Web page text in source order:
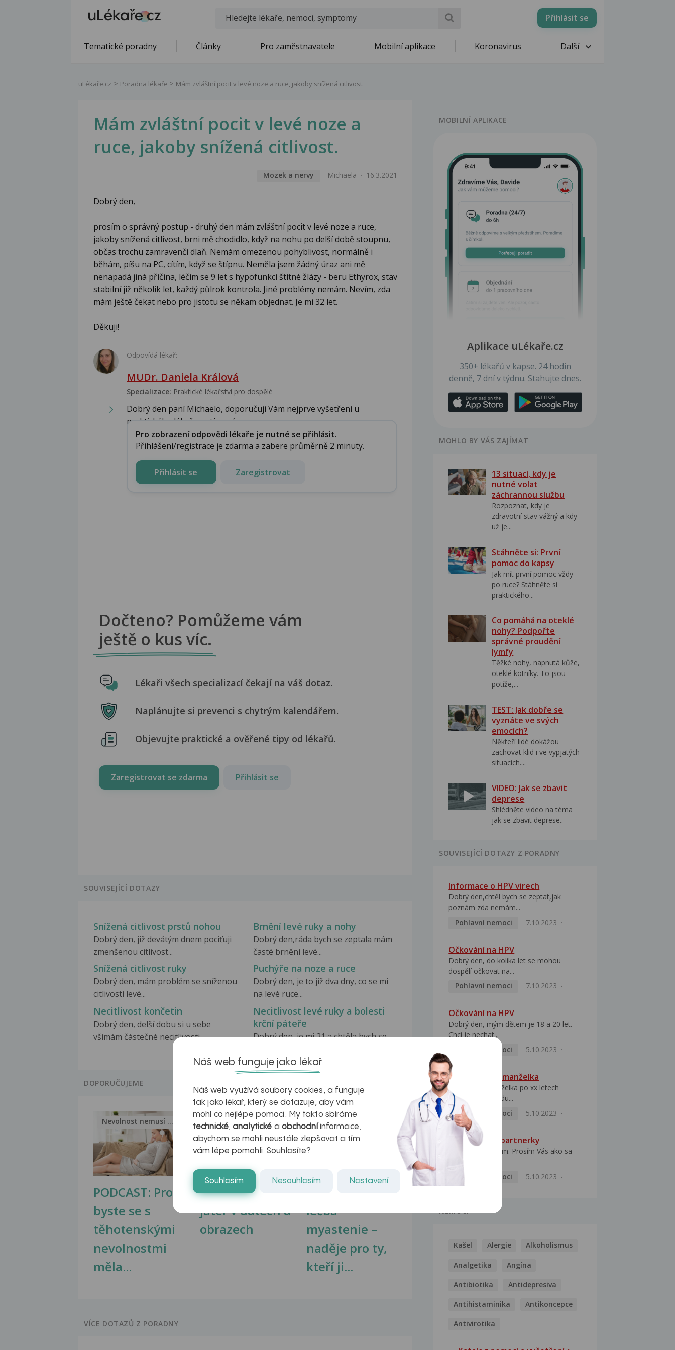
Přihlásit se
Tematické poradny Články Pro zaměstnavatele Mobilní aplikace Koronavirus Další
uLékaře.cz Poradna lékaře Mám zvláštní pocit v levé noze a ruce, jakoby snížená citlivost.
Mám zvláštní pocit v levé noze a
ruce, jakoby snížená citlivost.
Mozek a nervy Michaela 16.3.2021
Dobrý den,
prosím o správný postup - druhý den mám zvláštní pocit v levé noze a ruce,
jakoby snížená citlivost, brni mě chodidlo, když na nohu po delší době stoupnu,
občas trochu zamravenčí dlaň. Nemám omezenou pohyblivost, normálně i
běhám, píšu na PC, cítím, když se štípnu. Neměla jsem žádný úraz ani mě
nenapadá jiná příčina, léčím se 9 let s hypofunkcí štítné žlázy - beru Ethyrox, stav
stabilní již několik let, každý půlrok kontrola. Jiné problémy nemám. Nevím, zda
mám ještě čekat nebo pro jistotu se někam objednat. Je mi 32 let.
Děkuji!
Odpovídá lékař:
MUDr. Daniela Králová
Specializace: Praktické lékařství pro dospělé
Dobrý den paní Michaelo, doporučuji Vám nejprve vyšetření u
praktického lékaře, zatím má...
Pro zobrazení odpovědi lékaře je nutné se přihlásit.
Přihlášení/registrace je zdarma a zabere průměrně 2 minuty.
Přihlásit se Zaregistrovat
Dočteno? Pomůžeme vám
ještě o kus víc.
Lékaři všech specializací čekají na váš dotaz.
Naplánujte si prevenci s chytrým kalendářem.
Objevujte praktické a ověřené tipy od lékařů.
Zaregistrovat se zdarma Přihlásit se
SOUVISEJÍCÍ DOTAZY
Snížená citlivost prstů nohou
Dobrý den, již devátým dnem pociťuji
zmenšenou citlivost...
Brnění levé ruky a nohy
Dobrý den,ráda bych se zeptala mám
časté brnění levé...
Snížená citlivost ruky
Dobrý den, mám problém se sníženou
citlivostí levé...
Puchýře na noze a ruce
Dobrý den, je to již dva dny, co se mi
na levé ruce...
Necitlivost končetin
Dobrý den, delší dobu si u sebe
všímám částečné necitlivosti...
Necitlivost levé ruky a bolesti
krční páteře
Dobrý den, je mi 21 a chtěla bych se
DOPORUČUJEME
PODCAST: Proč
byste se s
těhotenskými
nevolnostmi
měla...
Nevolnost nemusí být nutnou...
Ztukovatění
jater v datech a
obrazech
Jak na zdravá játra?
léčba
myastenie –
naděje pro ty,
kteří ji...
VÍCE DOTAZŮ Z PORADNY
MOBILNÍ APLIKACE
Aplikace uLékaře.cz
350+ lékařů v kapse. 24 hodin
denně, 7 dní v týdnu. Stahujte dnes.
MOHLO BY VÁS ZAJÍMAT
13 situací, kdy je
nutné volat
záchrannou službu
Rozpoznat, kdy je
zdravotní stav vážný a kdy
už je...
Stáhněte si: První
pomoc do kapsy
Jak mít první pomoc vždy
po ruce? Stáhněte si
praktického...
Co pomáhá na oteklé
nohy? Podpořte
správné proudění
lymfy
Těžké nohy, napnutá kůže,
oteklé kotníky. To jsou
potíže,...
TEST: Jak dobře se
vyznáte ve svých
emocích?
Někteří lidé dokážou
zachovat klid i ve vypjatých
situacích....
VIDEO: Jak se zbavit
deprese
Shlédněte video na téma
jak se zbavit deprese..
SOUVISEJÍCÍ DOTAZY Z PORADNY
Informace o HPV virech
Dobrý den,chtěl bych se zeptat,jak
poznám zda nemám...
Pohlavní nemoci
7.10.2023
Očkování na HPV
Dobrý den, do kolika let se mohou
dospělí očkovat na...
Pohlavní nemoci
7.10.2023
Očkování na HPV
Dobrý den, mým dětem je 18 a 20 let.
Chci je nechat...
Pohlavní nemoci
5.10.2023
HPV pozitivní manželka
Dobrý den, manželka po xx letech
přivezla z Východu...
Pohlavní nemoci
5.10.2023
HPV typ 52 u partnerky
Dobrý deň prajem. Prosím Vás ako sa
Pohlavní nemoci
5.10.2023
NEMOCI
Kašel Alergie Alkoholismus
Analgetika Angína
Antibiotika Antidepresiva
Antihistaminika Antikoncepce
Antivirotika
Náš web funguje jako lékař
Náš web využívá soubory cookies, a funguje
tak jako lékař, který se dotazuje, aby vám
mohl co nejlépe pomoci. My takto sbíráme
technické,analytické a obchodníinformace,
abychom se mohli neustále zlepšovat a tím
vám lépe pomohli. Souhlasíte?
Souhlasím Nesouhlasím Nastavení